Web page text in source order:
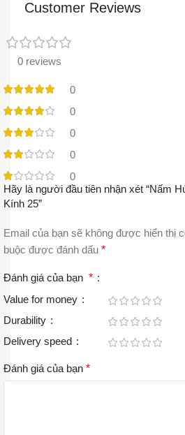
Customer Reviews
0 reviews
0
0
0
0
0
Hãy là người đầu tiên nhận xét “Nấm
Kính 25”
Email của bạn sẽ không được hiển thị
buộc được đánh dấu *
Đánh giá của bạn *
Value for money
Durability
Delivery speed
Đánh giá của bạn *